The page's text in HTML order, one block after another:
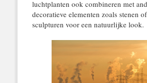
luchtplanten ook combineren met
decoratieve elementen zoals stenen
sculpturen voor een natuurlijke look.